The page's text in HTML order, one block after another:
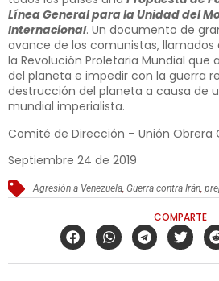
Línea General para la Unidad del
Internacional. Un documento de
avance de los comunistas, llamados
la Revolución Proletaria Mundial que
del planeta e impedir con la guerra
destrucción del planeta a causa de
mundial imperialista.
Comité de Dirección – Unión
Septiembre 24 de 2019
Agresión a Venezuela,Guerra contra Irán,
COMPARTE